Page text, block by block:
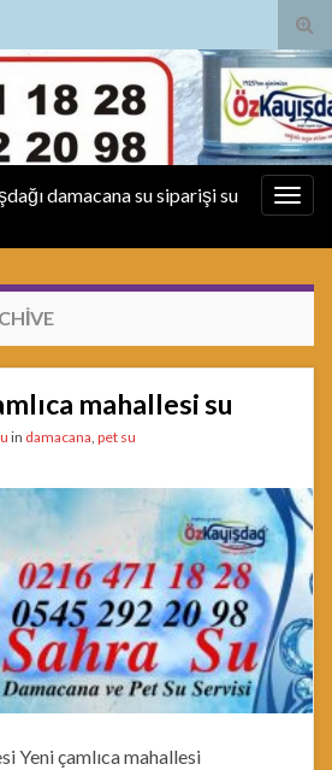
damacana su siparişi su
mahallesi su
in damacana pet su
Yeni çamlıca mahallesi